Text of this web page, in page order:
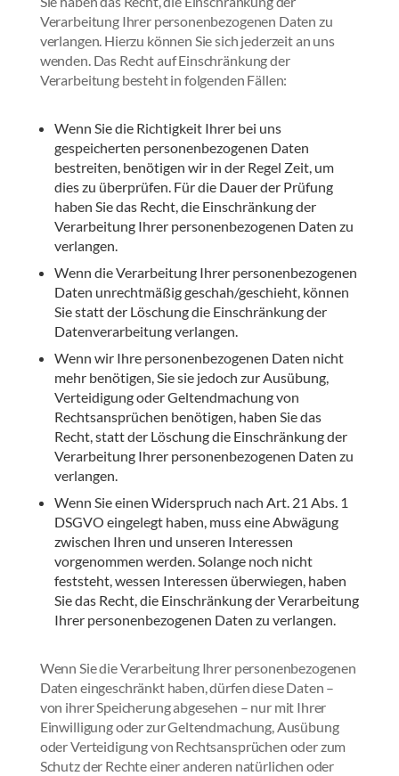
Verarbeitung Ihrer personenbezogenen Daten zu
verlangen. Hierzu können Sie sich jederzeit an uns
wenden. Das Recht auf Einschränkung der
Verarbeitung besteht in folgenden Fällen:
Wenn Sie die Richtigkeit Ihrer bei uns
gespeicherten personenbezogenen Daten
bestreiten, benötigen wir in der Regel Zeit, um
dies zu überprüfen. Für die Dauer der Prüfung
haben Sie das Recht, die Einschränkung der
Verarbeitung Ihrer personenbezogenen Daten zu
verlangen.
Wenn die Verarbeitung Ihrer personenbezogenen
Daten unrechtmäßig geschah/geschieht, können
Sie statt der Löschung die Einschränkung der
Datenverarbeitung verlangen.
Wenn wir Ihre personenbezogenen Daten nicht
mehr benötigen, Sie sie jedoch zur Ausübung,
Verteidigung oder Geltendmachung von
Rechtsansprüchen benötigen, haben Sie das
Recht, statt der Löschung die Einschränkung der
Verarbeitung Ihrer personenbezogenen Daten zu
verlangen.
Wenn Sie einen Widerspruch nach Art. 21 Abs. 1
DSGVO eingelegt haben, muss eine Abwägung
zwischen Ihren und unseren Interessen
vorgenommen werden. Solange noch nicht
feststeht, wessen Interessen überwiegen, haben
Sie das Recht, die Einschränkung der Verarbeitung
Ihrer personenbezogenen Daten zu verlangen.
Wenn Sie die Verarbeitung Ihrer personenbezogenen
Daten eingeschränkt haben, dürfen diese Daten –
von ihrer Speicherung abgesehen – nur mit Ihrer
Einwilligung oder zur Geltendmachung, Ausübung
oder Verteidigung von Rechtsansprüchen oder zum
Schutz der Rechte einer anderen natürlichen oder